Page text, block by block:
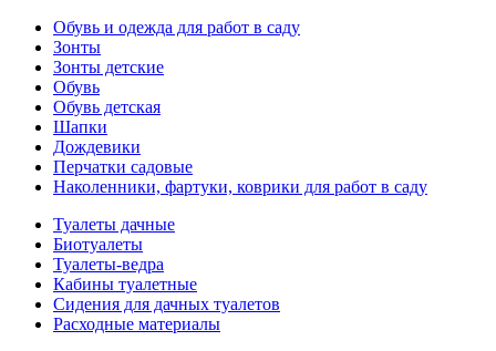
Обувь и одежда для работ в саду
Зонты
Зонты детские
Обувь
Обувь детская
Шапки
Дождевики
Перчатки садовые
Наколенники, фартуки, коврики для работ в саду
Туалеты дачные
Биотуалеты
Туалеты-ведра
Кабины туалетные
Сидения для дачных туалетов
Расходные материалы